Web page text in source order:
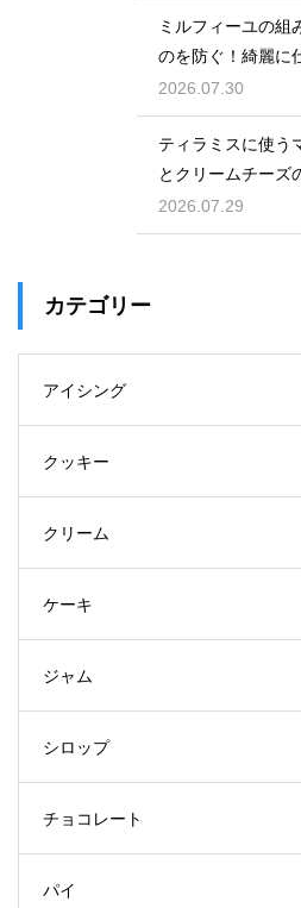
ミルフィーユの組
のを防ぐ！綺麗に
2026.07.30
ティラミスに使う
とクリームチーズ
を比較
2026.07.29
カテゴリー
アイシング
クッキー
クリーム
ケーキ
ジャム
シロップ
チョコレート
パイ